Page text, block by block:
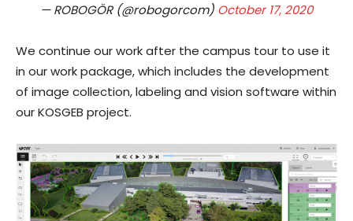
— ROBOGÖR (@robogorcom) October 17, 2020
We continue our work after the campus tour to use it
in our work package, which includes the development
of image collection, labeling and vision software within
our KOSGEB project.